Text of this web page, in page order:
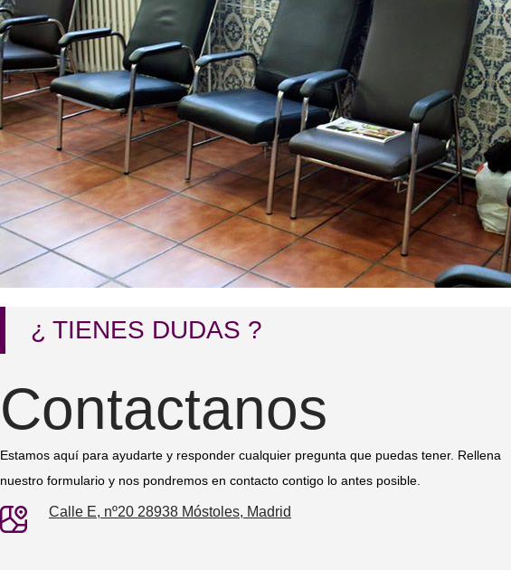
¿ TIENES DUDAS ?
Contactanos
Estamos aquí para ayudarte y responder cualquier pregunta que puedas tener. Rellena
nuestro formulario y nos pondremos en contacto contigo lo antes posible.
Calle E, nº20 28938 Móstoles, Madrid